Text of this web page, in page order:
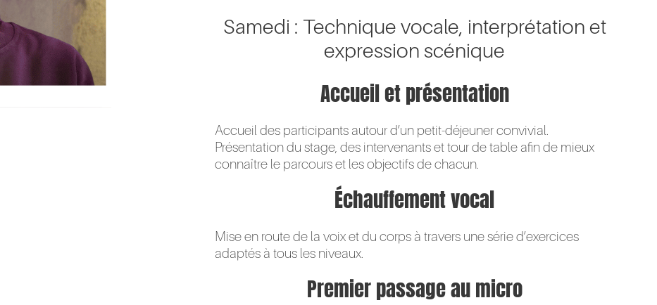
Samedi : Technique vocale, interprétation et
expression scénique
Accueil et présentation
Accueil des participants autour d’un petit-déjeuner convivial.
Présentation du stage, des intervenants et tour de table afin de mieux
connaître le parcours et les objectifs de chacun.
Échauffement vocal
Mise en route de la voix et du corps à travers une série d’exercices
adaptés à tous les niveaux.
Premier passage au micro